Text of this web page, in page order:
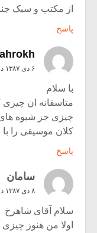
از مکتب و سبک
پاسخ
۶ دی ۱۳۸۷ در ۲:۳۳ ق٫ظ
با سلام
متاسفانه ان چیزی
چیزی جز شیوه
کلان موسیقی را
پاسخ
سامان
۸ دی ۱۳۸۷ در ۱۱:۴۸ ب٫ظ
سلام آقای شاهرخ
اولا من هنوز چیزی